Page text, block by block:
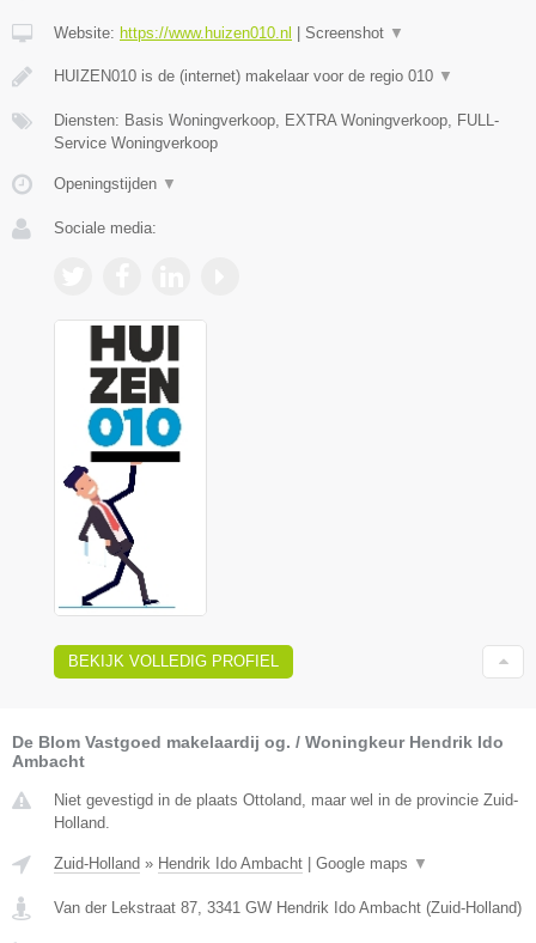
Website: https://www.huizen010.nl Screenshot ▼
HUIZEN010 is de (internet) makelaar voor de regio 010 ▼
Diensten: Basis Woningverkoop, EXTRA Woningverkoop, FULL-
Service Woningverkoop
Openingstijden ▼
Sociale media:
BEKIJK VOLLEDIG PROFIEL
De Blom Vastgoed makelaardij og. / Woningkeur Hendrik Ido
Ambacht
Niet gevestigd in de plaats Ottoland, maar wel in de provincie Zuid-
Holland.
Zuid-Holland » Hendrik Ido Ambacht Google maps ▼
Van der Lekstraat 87, 3341 GW Hendrik Ido Ambacht (Zuid-Holland)